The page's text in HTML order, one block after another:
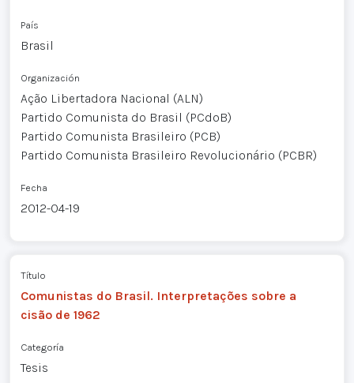
País
Brasil
Organización
Ação Libertadora Nacional (ALN)
Partido Comunista do Brasil (PCdoB)
Partido Comunista Brasileiro (PCB)
Partido Comunista Brasileiro Revolucionário (PCBR)
Fecha
2012-04-19
Título
Comunistas do Brasil. Interpretações sobre a
cisão de 1962
Categoría
Tesis